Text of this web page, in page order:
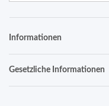
Informationen
Gesetzliche Informationen